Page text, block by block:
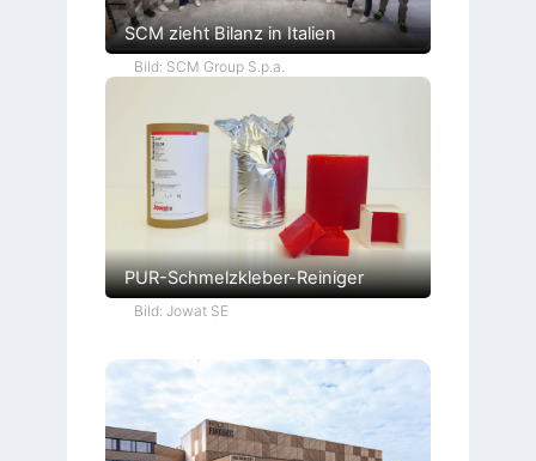
SCM zieht Bilanz in Italien
Bild: SCM Group S.p.a.
PUR-Schmelzkleber-Reiniger
Bild: Jowat SE